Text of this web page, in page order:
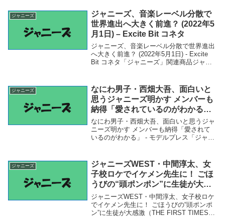
ジャニーズ
ジャニーズ、音楽レーベル分散で
世界進出へ大きく前進？ (2022年5
月1日) – Excite Bit コネタ
ジャニーズ、音楽レーベル分散で世界進出
へ大きく前進？ (2022年5月1日) - Excite
Bit コネタ「ジャニーズ」関連商品ジャニ
ネ...
ジャニーズ
なにわ男子・西畑大吾、面白いと
思うジャニーズ明かす メンバーも
納得「愛されているのがわかる」
– モデルプレス
なにわ男子・西畑大吾、面白いと思うジャ
ニーズ明かす メンバーも納得「愛されて
いるのがわかる」 - モデルプレス「ジャニ
納得「愛されているのがわかる」 - モデル
プレ...
ジャニーズ
ジャニーズWEST・中間淳太、女
子校ロケでイケメン先生に！ ごほ
うびの“頭ポンポン”に生徒が大感
激（THE FIRST TIMES） –
Yahoo!ニュース – Yahoo!ニュー
ス
ジャニーズWEST・中間淳太、女子校ロケ
でイケメン先生に！ ごほうびの“頭ポンポ
ン”に生徒が大感激（THE FIRST TIMES）